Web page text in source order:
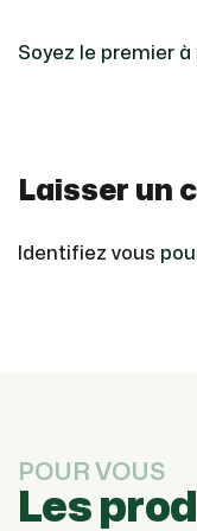
Soyez le premier à
Laisser un
Identifiez vous
POUR VOUS
Les